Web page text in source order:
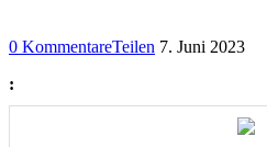
0 KommentareTeilen 7. Juni 2023
: